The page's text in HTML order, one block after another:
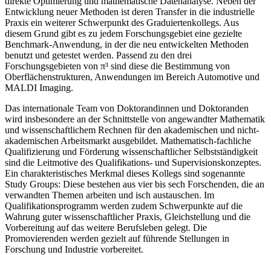
Entwicklung neuer Methoden ist deren Transfer in die industrielle
Praxis ein weiterer Schwerpunkt des Graduiertenkollegs. Aus
diesem Grund gibt es zu jedem Forschungsgebiet eine gezielte
Benchmark-Anwendung, in der die neu entwickelten Methoden
benutzt und getestet werden. Passend zu den drei
Forschungsgebieten von π³ sind diese die Bestimmung von
Oberflächenstrukturen, Anwendungen im Bereich Automotive und
MALDI Imaging.
Das internationale Team von Doktorandinnen und Doktoranden
wird insbesondere an der Schnittstelle von angewandter Mathematik
und wissenschaftlichem Rechnen für den akademischen und nicht-
akademischen Arbeitsmarkt ausgebildet. Mathematisch-fachliche
Qualifizierung und Förderung wissenschaftlicher Selbstständigkeit
sind die Leitmotive des Qualifikations- und Supervisionskonzeptes.
Ein charakteristisches Merkmal dieses Kollegs sind sogenannte
Study Groups: Diese bestehen aus vier bis sech Forschenden, die an
verwandten Themen arbeiten und isch austauschen. Im
Qualifikationsprogramm werden zudem Schwerpunkte auf die
Wahrung guter wissenschaftlicher Praxis, Gleichstellung und die
Vorbereitung auf das weitere Berufsleben gelegt. Die
Promovierenden werden gezielt auf führende Stellungen in
Forschung und Industrie vorbereitet.